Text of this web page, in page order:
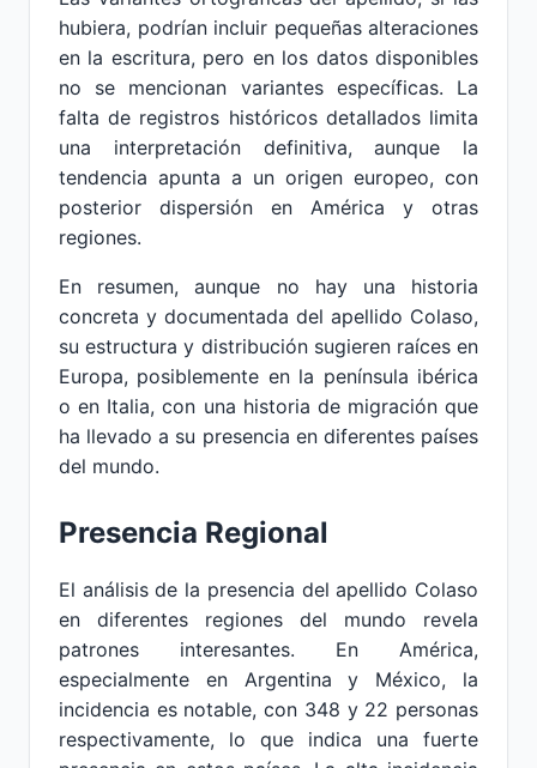
hubiera, podrían incluir pequeñas alteraciones
en la escritura, pero en los datos disponibles
no se mencionan variantes específicas. La
falta de registros históricos detallados limita
una interpretación definitiva, aunque la
tendencia apunta a un origen europeo, con
posterior dispersión en América y otras
regiones.
En resumen, aunque no hay una historia
concreta y documentada del apellido Colaso,
su estructura y distribución sugieren raíces en
Europa, posiblemente en la península ibérica
o en Italia, con una historia de migración que
ha llevado a su presencia en diferentes países
del mundo.
Presencia Regional
El análisis de la presencia del apellido Colaso
en diferentes regiones del mundo revela
patrones interesantes. En América,
especialmente en Argentina y México, la
incidencia es notable, con 348 y 22 personas
respectivamente, lo que indica una fuerte